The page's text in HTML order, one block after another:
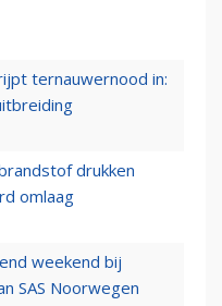
ternauwernood in:
drukken
omlaag
weekend bij
SAS Noorwegen